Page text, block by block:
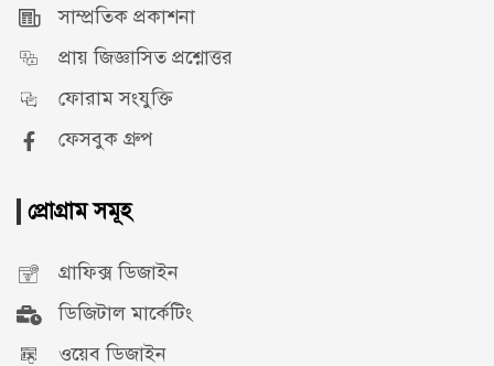
সাম্প্রতিক প্রকাশনা
প্রায় জিজ্ঞাসিত প্রশ্নোত্তর
ফোরাম সংযুক্তি
ফেসবুক গ্রুপ
প্রোগ্রাম সমূহ
গ্রাফিক্স ডিজাইন
ডিজিটাল মার্কেটিং
ওয়েব ডিজাইন